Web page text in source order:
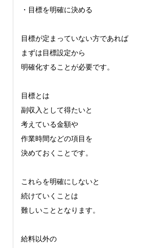
・目標を明確に決める
目標が定まっていない方であれば
まずは目標設定から
明確化することが必要です。
目標とは
副収入として得たいと
考えている金額や
作業時間などの項目を
決めておくことです。
これらを明確にしないと
続けていくことは
難しいこととなります。
給料以外の